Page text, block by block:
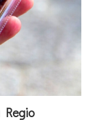
Regio